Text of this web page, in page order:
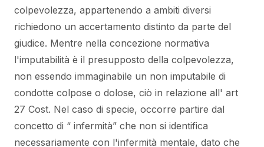
colpevolezza, appartenendo a ambiti diversi
richiedono un accertamento distinto da parte del
giudice. Mentre nella concezione normativa
l'imputabilità è il presupposto della colpevolezza,
non essendo immaginabile un non imputabile di
condotte colpose o dolose, ciò in relazione all' art
27 Cost. Nel caso di specie, occorre partire dal
concetto di “ infermità” che non si identifica
necessariamente con l'infermità mentale, dato che